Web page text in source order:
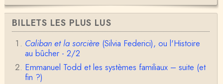
anne hebrard
Bonjour, peut-on trouver maintenant le manuscrit d'Al
ain Testart de 2009, souvent cité ?
Claude Julien
Bonjour Monsieur,Récent abonné à votre blog, je vi
ens de lire votre dernière publication, qui m’a be…
BILLETS LES PLUS LUS
Caliban et la sorcière(Silvia Federici), ou l'Histoire
au bûcher - 2/2
Emmanuel Todd et les systèmes familiaux – suite (et
fin ?)